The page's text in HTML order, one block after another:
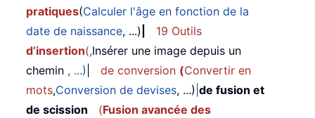
pratiques(Calculer l'âge en fonction de la
date de naissance, ...)
19 Outils
d’insertion(,Insérer une image depuis un
chemin , ...) de conversion (Convertir en
mots,Conversion de devises, ...) de fusion et
de scission
(Fusion avancée des